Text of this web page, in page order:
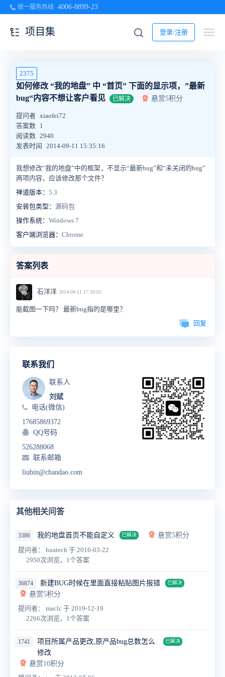
统一服务热线 4006-8899-23
登录/注册
项目集
2375
如何修改 “我的地盘” 中 “首页” 下面的显示项，”最新
bug“内容不想让客户看见
已解决 悬赏5积分
提问者 xiaofei72
答案数 1
阅读数 2940
发表时间
2014-09-11 15:35:16
我想修改“我的地盘”中的框架，不显示“最新bug”和“未关闭的bug”
两项内容，应该修改那个文件？
禅道版本： 5.3
安装包类型： 源码包
操作系统： Windows 7
客户端浏览器： Chrome
答案列表
石洋洋 2014-09-11 17:39:02
能截图一下吗？ 最新bug指的是哪里？
回复
联系我们
联系人
刘斌
电话(微信)
17685869372
QQ号码
526288068
联系邮箱
liubin@chandao.com
其他相关问答
3386 我的地盘首页不能自定义 已解决
悬赏5积分
提问者： huatech 于 2016-03-22
2950次浏览，1个答案
36874 新建BUG时候在里面直接粘贴图片报错 已解决
悬赏5积分
提问者： maclc 于 2019-12-19
2266次浏览，1个答案
1741
项目所属产品更改,原产品bug总数怎么
修改
已解决
悬赏10积分